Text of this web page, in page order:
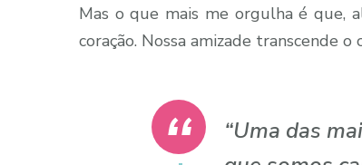
Mas o que mais me orgulha é que,
coração. Nossa amizade transcende
“Uma das